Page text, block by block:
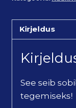
Kirjeldus
See seib
tegemiseks!